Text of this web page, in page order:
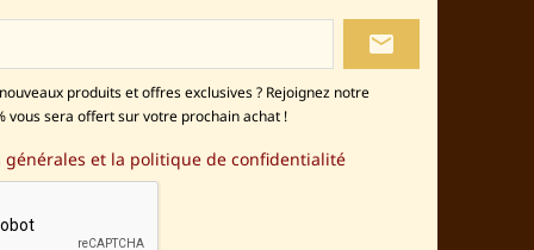
local_post_office
produits et offres exclusives ? Rejoignez notre
vous sera offert sur votre prochain achat !
générales et la politique de confidentialité